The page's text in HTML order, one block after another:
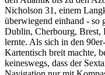
Nicholson 31, einem
überwiegend einhand - so
Dublin, Cherbourg, Brest,
lernte. Als sich in den
Kartentisch breit machte,
keineswegs, dass der